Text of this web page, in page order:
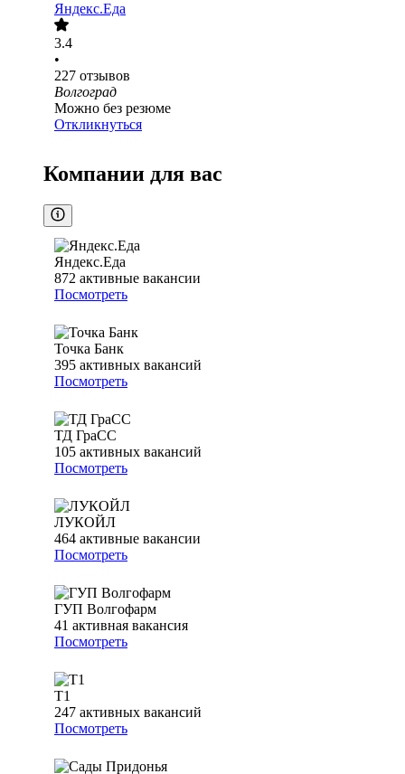
Яндекс.Еда
3.4
•
227 отзывов
Волгоград
Можно без резюме
Откликнуться
Компании для вас
Яндекс.Еда
872 активные вакансии
Посмотреть
Точка Банк
395 активных вакансий
Посмотреть
ТД ГраСС
105 активных вакансий
Посмотреть
ЛУКОЙЛ
464 активные вакансии
Посмотреть
ГУП Волгофарм
41 активная вакансия
Посмотреть
Т1
247 активных вакансий
Посмотреть